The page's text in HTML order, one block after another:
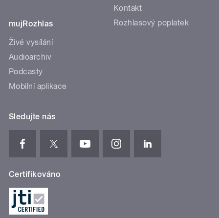
mujRozhlas
Živé vysílání
Audioarchiv
Podcasty
Mobilní aplikace
Kontakt
Rozhlasový poplatek
Sledujte nás
Certifikováno